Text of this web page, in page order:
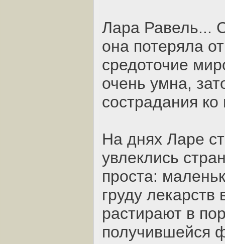
Лара Равель...
она потеряла
средоточие
очень умна,
сострадания
На днях Ларе
увлеклись
проста:
груду
растирают в
получившейся